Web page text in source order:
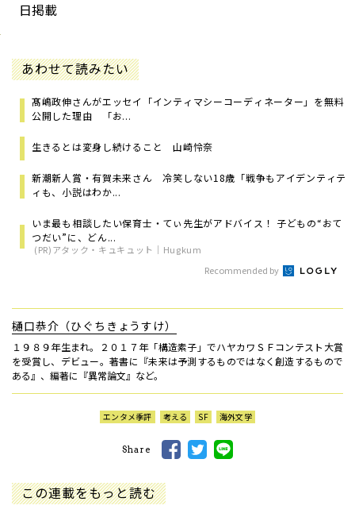
日掲載
あわせて読みたい
髙嶋政伸さんがエッセイ「インティマシーコーディネーター」を無料
公開した理由 「お...
生きるとは変身し続けること 山崎怜奈
新潮新人賞・有賀未来さん 冷笑しない18歳「戦争もアイデンティテ
ィも、小説はわか...
いま最も相談したい保育士・てぃ先生がアドバイス！ 子どもの“おて
つだい”に、どん...
(PR)アタック・キュキュット｜Hugkum
Recommended by
樋口恭介（ひぐちきょうすけ）
１９８９年生まれ。２０１７年「構造素子」でハヤカワＳＦコンテスト大賞
を受賞し、デビュー。著書に『未来は予測するものではなく創造するもので
ある』、編著に『異常論文』など。
エンタメ季評 考える SF 海外文学
Share
この連載をもっと読む